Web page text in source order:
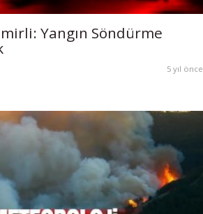
Yangın Söndürme
5 yıl önce